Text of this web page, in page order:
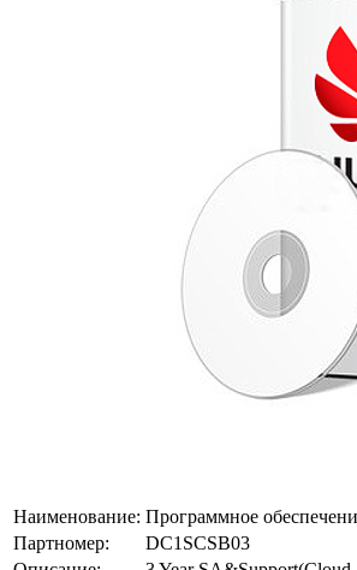
Наименование: Программное
Партномер:
DC1SCSB03